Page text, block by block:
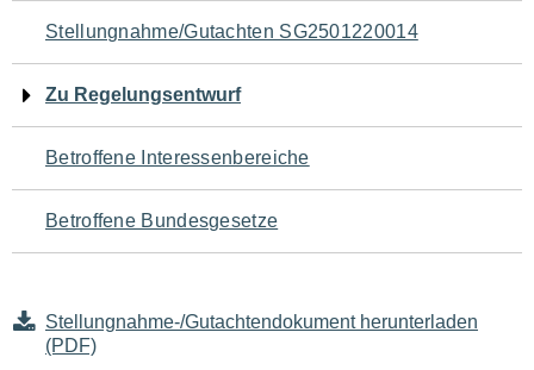
Navigation
für
den
Seiteninhalt
Stellungnahme/Gutachten SG2501220014
Zu Regelungsentwurf
Betroffene Interessenbereiche
Betroffene Bundesgesetze
Stellungnahme-/Gutachtendokument herunterladen
(PDF)